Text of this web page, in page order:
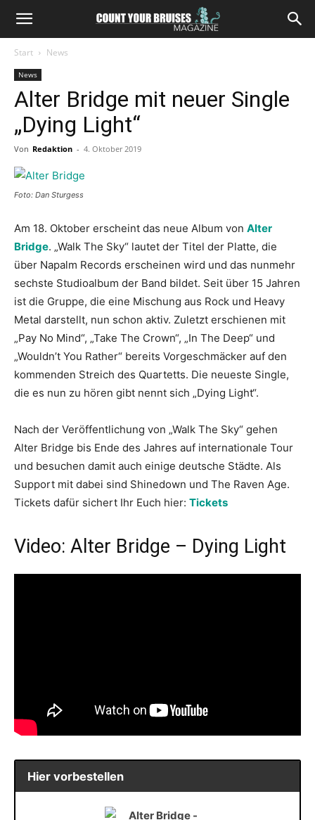
Start News
News
Alter Bridge mit neuer Single
„Dying Light“
Von Redaktion - 4. Oktober 2019
Foto: Dan Sturgess
Am 18. Oktober erscheint das neue Album von Alter
Bridge. „Walk The Sky“ lautet der Titel der Platte, die
über Napalm Records erscheinen wird und das nunmehr
sechste Studioalbum der Band bildet. Seit über 15 Jahren
ist die Gruppe, die eine Mischung aus Rock und Heavy
Metal darstellt, nun schon aktiv. Zuletzt erschienen mit
„Pay No Mind“, „Take The Crown“, „In The Deep“ und
„Wouldn’t You Rather“ bereits Vorgeschmäcker auf den
kommenden Streich des Quartetts. Die neueste Single,
die es nun zu hören gibt nennt sich „Dying Light“.
Nach der Veröffentlichung von „Walk The Sky“ gehen
Alter Bridge bis Ende des Jahres auf internationale Tour
und besuchen damit auch einige deutsche Städte. Als
Support mit dabei sind Shinedown und The Raven Age.
Tickets dafür sichert Ihr Euch hier: Tickets
Video: Alter Bridge – Dying Light
Hier vorbestellen